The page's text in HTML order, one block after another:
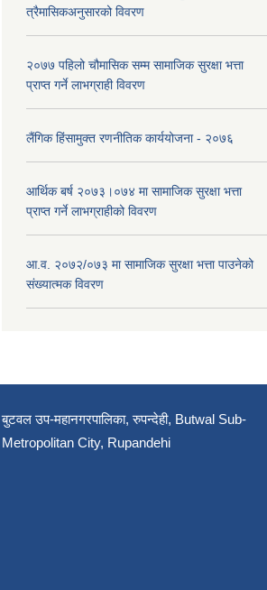
त्रैमासिकअनुसारको विवरण
२०७७ पहिलो चौमासिक सम्म सामाजिक सुरक्षा भत्ता
प्राप्त गर्ने लाभग्राही विवरण
लैंगिक हिंसामुक्त रणनीतिक कार्ययोजना - २०७६
आर्थिक बर्ष २०७३।०७४ मा सामाजिक सुरक्षा भत्ता
प्राप्त गर्ने लाभग्राहीको विवरण
आ.व. २०७२/०७३ मा सामाजिक सुरक्षा भत्ता पाउनेको
संख्यात्मक विवरण
बुटवल उप-महानगरपालिका, रुपन्देही, Butwal Sub-
Metropolitan City, Rupandehi